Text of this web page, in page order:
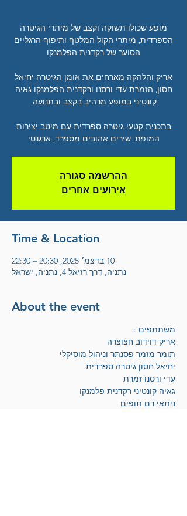
מופע שכולו תשוקה וקצב של מיתרי הגיטרה
הספרדית, מיתרי הקול המלטף ותיפוף הרגליים
אריק והלהקה מארחים את אומן הגיטרה יחיאל
חסון, הזמרת עדי ורסנו ורקדנית הפלמנקו גאיה
בתכנית קטעי גיטרה ספרדית עם מיטב יצירות
המופת, שירים אהובים מספרד, ארגנטי
ההרשמה סגורה
אירועים אחרים
Time & Location
10 בדצמ׳ 2025, 20:30 – 22:30
נתניה, דרך רזיאל 4, נתניה, ישראל
About the event
משתתפים :
אריק דוידוב חצוצרה
תומר מזמר פסנתר וניהול מוסיקלי
יחיאל חסון גיטרה ספרדית
עדי ורסנו זמרת
גאיה קונטיני רקדנית פלמנקו
ניתאי רם תופים